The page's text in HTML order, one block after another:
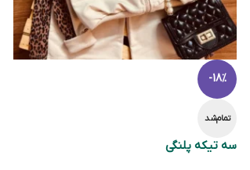
-18%
تمام‌شد
سه تیکه پلنگی